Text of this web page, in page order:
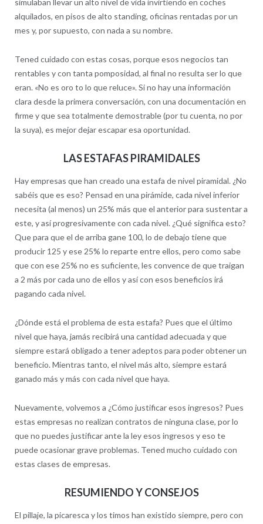
alquilados, en pisos de alto standing, oficinas rentadas por un
mes y, por supuesto, con nada a su nombre.
Tened cuidado con estas cosas, porque esos negocios tan
rentables y con tanta pomposidad, al final no resulta ser lo que
eran. «No es oro to lo que reluce». Si no hay una información
clara desde la primera conversación, con una documentación en
firme y que sea totalmente demostrable (por tu cuenta, no por
la suya), es mejor dejar escapar esa oportunidad.
LAS ESTAFAS PIRAMIDALES
Hay empresas que han creado una estafa de nivel piramidal. ¿No
sabéis que es eso? Pensad en una pirámide, cada nivel inferior
necesita (al menos) un 25% más que el anterior para sustentar a
este, y así progresivamente con cada nivel. ¿Qué significa esto?
Que para que el de arriba gane 100, lo de debajo tiene que
producir 125 y ese 25% lo reparte entre ellos, pero como sabe
que con ese 25% no es suficiente, les convence de que traigan
a 2 más por cada uno de ellos y así con esos beneficios irá
pagando cada nivel.
¿Dónde está el problema de esta estafa? Pues que el último
nivel que haya, jamás recibirá una cantidad adecuada y que
siempre estará obligado a tener adeptos para poder obtener un
beneficio. Mientras tanto, el nivel más alto, siempre estará
ganado más y más con cada nivel que haya.
Nuevamente, volvemos a ¿Cómo justificar esos ingresos? Pues
estas empresas no realizan contratos de ninguna clase, por lo
que no puedes justificar ante la ley esos ingresos y eso te
puede ocasionar grave problemas. Tened mucho cuidado con
estas clases de empresas.
RESUMIENDO Y CONSEJOS
El pillaje, la picaresca y los timos han existido siempre, pero con